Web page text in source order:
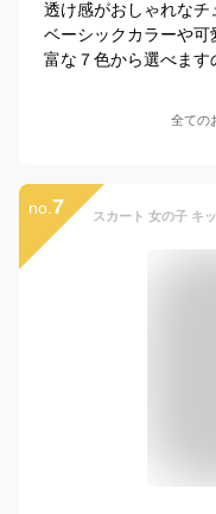
透け感がおしゃれな
ベーシックカラーや
富な７色から選べます
全ての
no. 7